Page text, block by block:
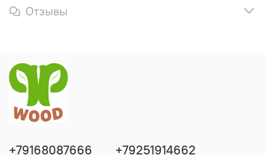
Отзывы
+79168087666 +79251914662